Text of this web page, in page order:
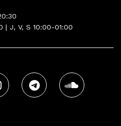
| J, V, S 10:00-01:00